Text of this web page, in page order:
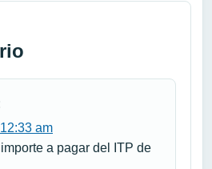
am
a pagar del ITP de